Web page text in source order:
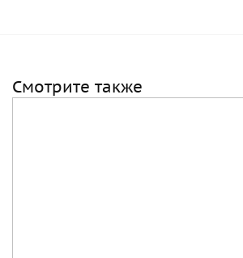
Смотрите также